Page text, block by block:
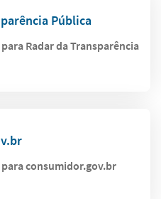
Pública
Radar da Transparência
para consumidor.gov.br